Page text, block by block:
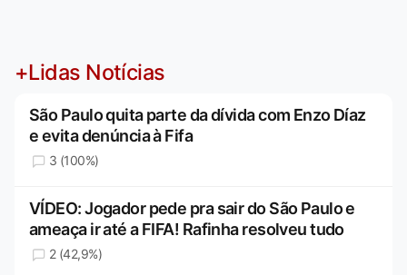
+Lidas Notícias
São Paulo quita parte da dívida com Enzo Díaz
e evita denúncia à Fifa
3 (100%)
VÍDEO: Jogador pede pra sair do São Paulo e
ameaça ir até a FIFA! Rafinha resolveu tudo
2 (42,9%)